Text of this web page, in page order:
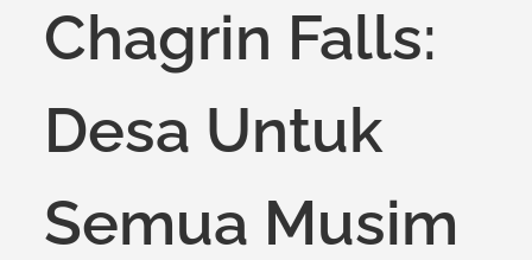
Chagrin Falls:
Desa Untuk
Semua Musim